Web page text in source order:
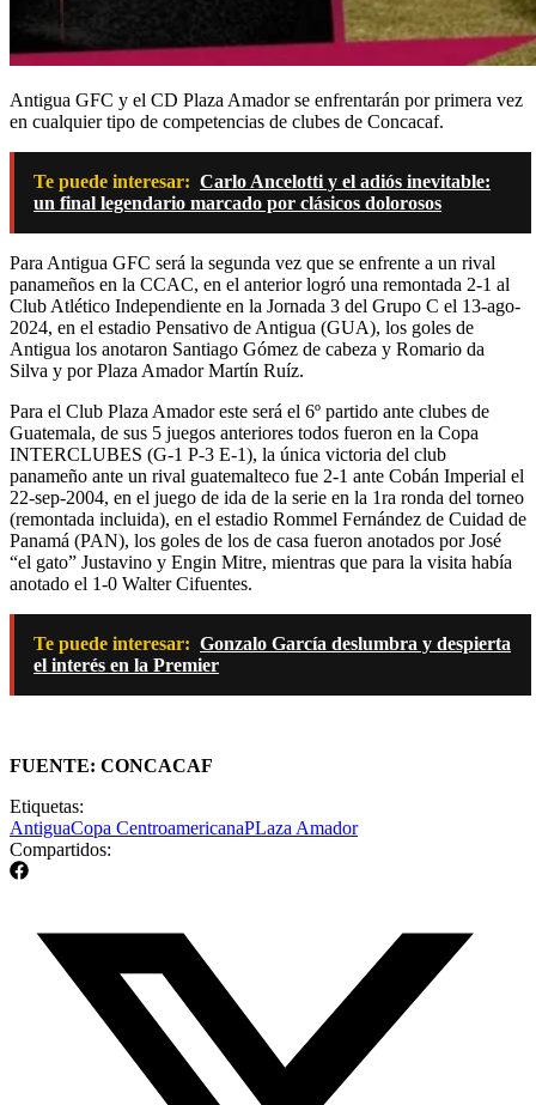
Antigua GFC y el CD Plaza Amador se enfrentarán por primera vez
en cualquier tipo de competencias de clubes de Concacaf.
Te puede interesar: Carlo Ancelotti y el adiós inevitable:
un final legendario marcado por clásicos dolorosos
Para Antigua GFC será la segunda vez que se enfrente a un rival
panameños en la CCAC, en el anterior logró una remontada 2-1 al
Club Atlético Independiente en la Jornada 3 del Grupo C el 13-ago-
2024, en el estadio Pensativo de Antigua (GUA), los goles de
Antigua los anotaron Santiago Gómez de cabeza y Romario da
Silva y por Plaza Amador Martín Ruíz.
Para el Club Plaza Amador este será el 6º partido ante clubes de
Guatemala, de sus 5 juegos anteriores todos fueron en la Copa
INTERCLUBES (G-1 P-3 E-1), la única victoria del club
panameño ante un rival guatemalteco fue 2-1 ante Cobán Imperial el
22-sep-2004, en el juego de ida de la serie en la 1ra ronda del torneo
(remontada incluida), en el estadio Rommel Fernández de Cuidad de
Panamá (PAN), los goles de los de casa fueron anotados por José
“el gato” Justavino y Engin Mitre, mientras que para la visita había
anotado el 1-0 Walter Cifuentes.
Te puede interesar: Gonzalo García deslumbra y despierta
el interés en la Premier
FUENTE: CONCACAF
Etiquetas:
AntiguaCopa CentroamericanaPLaza Amador
Compartidos: